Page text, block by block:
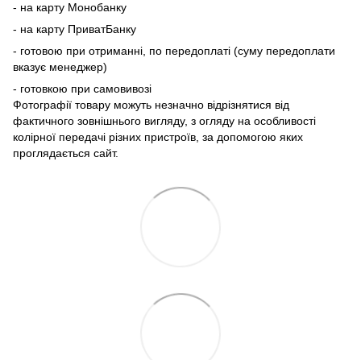
- на карту Монобанку
- на карту ПриватБанку
- готовою при отриманні, по передоплаті (суму передоплати
вказує менеджер)
- готовкою при самовивозі
Фотографії товару можуть незначно відрізнятися від
фактичного зовнішнього вигляду, з огляду на особливості
колірної передачі різних пристроїв, за допомогою яких
проглядається сайт.